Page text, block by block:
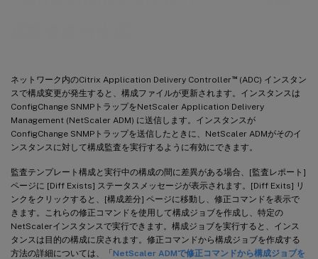
ネットワーク内のCitrix Application Delivery Controller™(ADC) インスタン
スで構成変更が発生すると、構成ファイルが更新されます。インスタンスは
ConfigChange SNMPトラップをNetScaler Application Delivery
Management (NetScaler ADM) に送信します。インスタンスが
ConfigChange SNMPトラップを送信したときに、NetScaler ADMがそのイ
ンスタンスに対して構成監査を実行するように有効にできます。
監査テンプレート構成と実行中の構成の間に差異がある場合、[監査レポート]
ページに [Diff Exists] ステータスメッセージが表示されます。[Diff Exits] リ
ンクをクリックすると、[構成差分] ページに移動し、修正コマンドを表示で
きます。これらの修正コマンドを使用して構成ジョブを作成し、特定の
NetScalerインスタンスで実行できます。構成ジョブを実行すると、インス
タンスは目的の構成に戻されます。修正コマンドから構成ジョブを作成する
方法の詳細については、「NetScaler ADMで修正コマンドから構成ジョブを